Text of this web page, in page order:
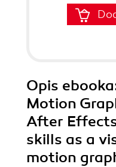
Opis ebooka
Motion
After
skills as a
motion